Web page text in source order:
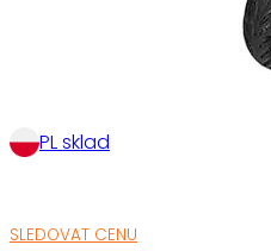
PL sklad
SLEDOVAT CENU